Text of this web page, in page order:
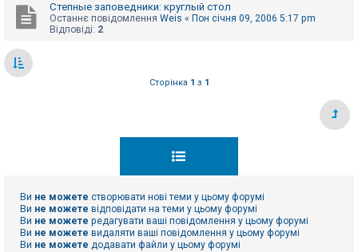
Степные заповедники: круглый стол
Останнє повідомлення Weis « Пон січня 09, 2006 5:17 pm
Відповіді: 2
Сторінка 1 з 1
Ви не можете створювати нові теми у цьому форумі
Ви не можете відповідати на теми у цьому форумі
Ви не можете редагувати ваші повідомлення у цьому форумі
Ви не можете видаляти ваші повідомлення у цьому форумі
Ви не можете додавати файли у цьому форумі